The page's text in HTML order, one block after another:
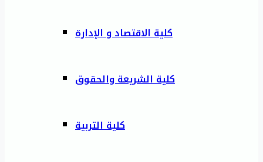
كلية الاقتصاد و الإدارة
كلية الشريعة والحقوق
كلية التربية